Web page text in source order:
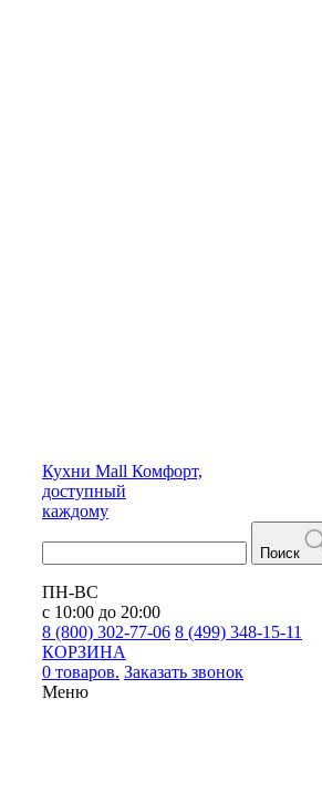
Кухни Mall Комфорт,
доступный
каждому
Поиск
ПН-ВС
с 10:00 до 20:00
8 (800) 302-77-06 8 (499) 348-15-11
КОРЗИНА
0 товаров. Заказать звонок
Меню